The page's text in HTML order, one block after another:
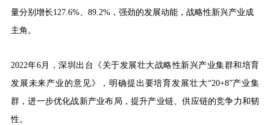
量分别增长127.6%、89.2%，强劲的发展动能， 战略性新兴产业成
主角 。
2022年6月，深圳出台《关于发展壮大战略性新兴产业集群和培育
发展未来产业的意见》，明确提出要培育发展壮大“20+8”产业集
群，进一步优化战新产业布局，提升产业链、供应链的竞争力和韧
性。